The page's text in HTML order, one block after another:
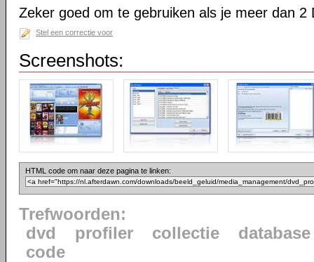
Zeker goed om te gebruiken als je meer dan 2
Stel een correctie voor
Screenshots:
HTML code om naar deze pagina te linken:
Trefwoorden:
dvd
profiler collectie
database
code